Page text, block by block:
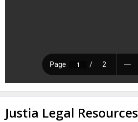
Justia Legal Resources